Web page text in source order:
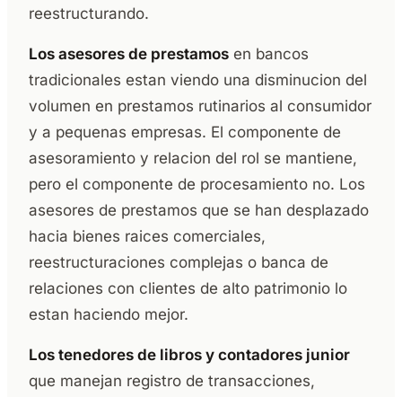
reestructurando.
Los asesores de prestamos en bancos
tradicionales estan viendo una disminucion del
volumen en prestamos rutinarios al consumidor
y a pequenas empresas. El componente de
asesoramiento y relacion del rol se mantiene,
pero el componente de procesamiento no. Los
asesores de prestamos que se han desplazado
hacia bienes raices comerciales,
reestructuraciones complejas o banca de
relaciones con clientes de alto patrimonio lo
estan haciendo mejor.
Los tenedores de libros y contadores junior
que manejan registro de transacciones,